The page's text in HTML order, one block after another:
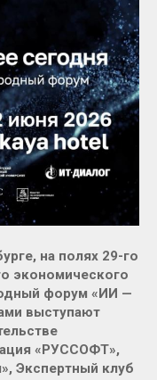
на полях 29-го
экономического
форум «ИИ —
выступают
«РУССОФТ»,
Экспертный клуб